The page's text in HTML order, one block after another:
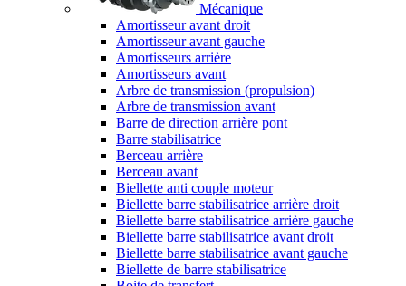
Mécanique
Amortisseur avant droit
Amortisseur avant gauche
Amortisseurs arrière
Amortisseurs avant
Arbre de transmission (propulsion)
Arbre de transmission avant
Barre de direction arrière pont
Barre stabilisatrice
Berceau arrière
Berceau avant
Biellette anti couple moteur
Biellette barre stabilisatrice arrière droit
Biellette barre stabilisatrice arrière gauche
Biellette barre stabilisatrice avant droit
Biellette barre stabilisatrice avant gauche
Biellette de barre stabilisatrice